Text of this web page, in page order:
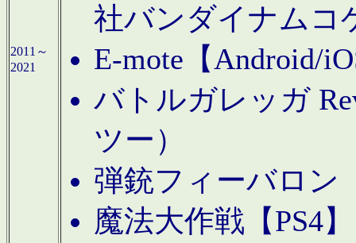
2011～
2021
社バンダイナムコ
E-mote【Android/
バトルガレッガ
ツー）
弾銃フィーバロン
魔法大作戦【PS4